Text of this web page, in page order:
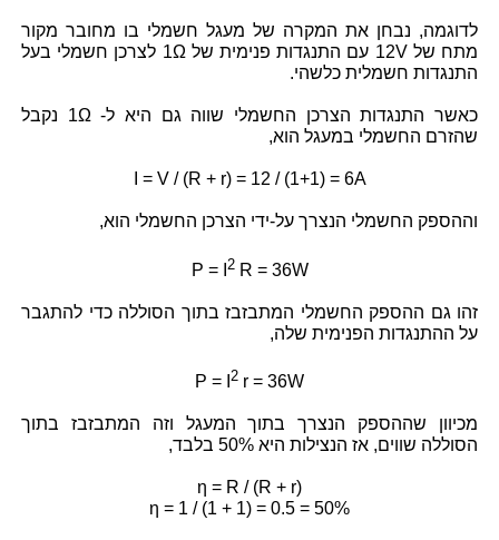
לדוגמה, נבחן את המקרה של מעגל חשמלי בו מחובר מקור
מתח של12V עם התנגדות פנימית של1Ω לצרכן חשמלי בעל
התנגדות חשמלית כלשהי.
כאשר התנגדות הצרכן החשמלי שווה גם היא ל-1Ω נקבל
שהזרם החשמלי במעגל הוא,
I = V / (R + r) = 12 / (1+1) = 6A
וההספק החשמלי הנצרך על-ידי הצרכן החשמלי הוא,
P = I 2R = 36W
זהו גם ההספק החשמלי המתבזבז בתוך הסוללה כדי להתגבר
על ההתנגדות הפנימית שלה,
P = I 2 r = 36W
מכיוון שההספק הנצרך בתוך המעגל וזה המתבזבז בתוך
הסוללה שווים, אז הנצילות היא 50% בלבד,
η = R / (R + r)
η = 1 / (1 + 1) = 0.5 = 50%